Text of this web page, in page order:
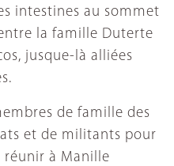
intestines au sommet
la famille Duterte
jusque-là alliées
de famille des
et de militants pour
réunir à Manille